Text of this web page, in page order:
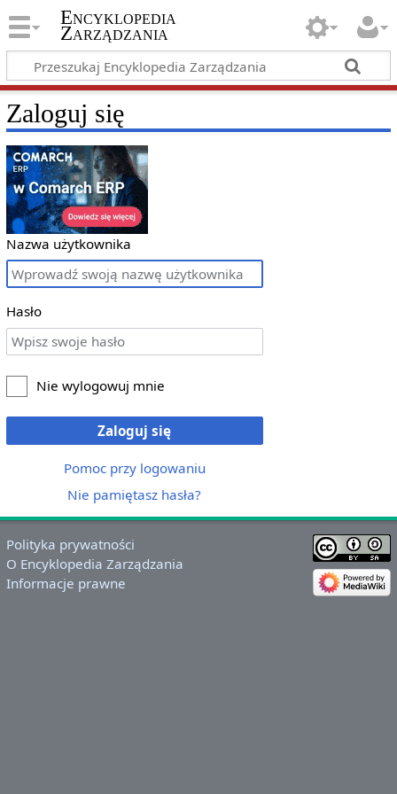
Encyklopedia
Zarządzania
Zaloguj się
Nazwa użytkownika
Hasło
Nie wylogowuj mnie
Zaloguj się
Pomoc przy logowaniu
Nie pamiętasz hasła?
Polityka prywatności
O Encyklopedia Zarządzania
Informacje prawne